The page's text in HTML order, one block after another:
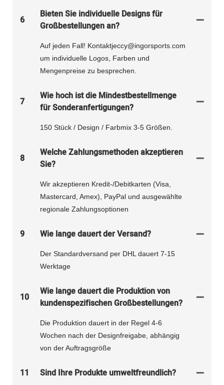
6
Bieten Sie individuelle Designs für
Großbestellungen an?
Auf jeden Fall! Kontaktjeccy@ingorsports.com
um individuelle Logos, Farben und
Mengenpreise zu besprechen.
7
Wie hoch ist die Mindestbestellmenge
für Sonderanfertigungen?
150 Stück / Design / Farbmix 3-5 Größen.
8
Welche Zahlungsmethoden akzeptieren
Sie?
Wir akzeptieren Kredit-/Debitkarten (Visa,
Mastercard, Amex), PayPal und ausgewählte
regionale Zahlungsoptionen
9 Wie lange dauert der Versand?
Der Standardversand per DHL dauert 7-15
Werktage
10
Wie lange dauert die Produktion von
kundenspezifischen Großbestellungen?
Die Produktion dauert in der Regel 4-6
Wochen nach der Designfreigabe, abhängig
von der Auftragsgröße
11 Sind Ihre Produkte umweltfreundlich?